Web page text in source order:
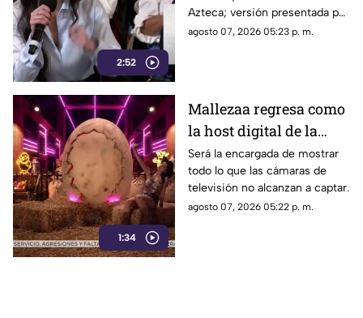
2:52
Reuters sobre la
credibilidad de TV
Azteca; versión presentada por
Liz Vilchis fue cuestionada al
agosto 07, 2026 05:23 p. m.
1:34
Mallezaa regresa como
la host digital de la
segunda temporada de
La Granja VIP
Será la encargada de mostrar
todo lo que las cámaras de
televisión no alcanzan a captar.
agosto 07, 2026 05:22 p. m.